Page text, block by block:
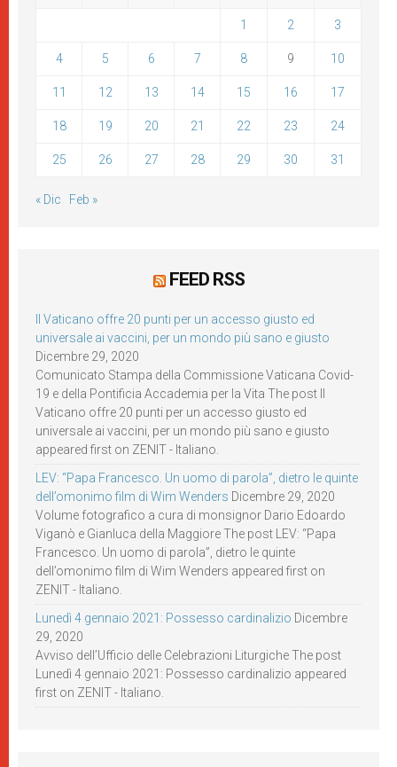
1 2 3
4 5 6 7 8 9 10
11 12 13 14 15 16 17
18 19 20 21 22 23 24
25 26 27 28 29 30 31
« Dic Feb »
FEED RSS
Il Vaticano offre 20 punti per un accesso giusto ed
universale ai vaccini, per un mondo più sano e giusto
Dicembre 29, 2020
Comunicato Stampa della Commissione Vaticana Covid-
19 e della Pontificia Accademia per la Vita The post Il
Vaticano offre 20 punti per un accesso giusto ed
universale ai vaccini, per un mondo più sano e giusto
appeared first on ZENIT - Italiano.
LEV: “Papa Francesco. Un uomo di parola”, dietro le quinte
dell’omonimo film di Wim Wenders Dicembre 29, 2020
Volume fotografico a cura di monsignor Dario Edoardo
Viganò e Gianluca della Maggiore The post LEV: “Papa
Francesco. Un uomo di parola”, dietro le quinte
dell’omonimo film di Wim Wenders appeared first on
ZENIT - Italiano.
Lunedì 4 gennaio 2021: Possesso cardinalizio Dicembre
29, 2020
Avviso dell’Ufficio delle Celebrazioni Liturgiche The post
Lunedì 4 gennaio 2021: Possesso cardinalizio appeared
first on ZENIT - Italiano.